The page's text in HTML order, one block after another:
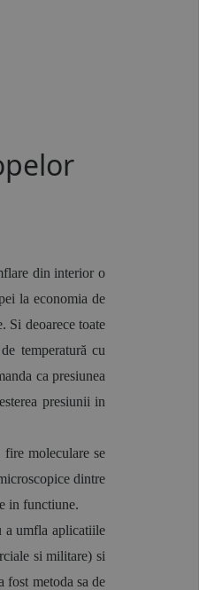
din interior o
la economia de
Si deoarece toate
temperatură cu
ca presiunea
presiunii in
moleculare se
dintre
in functiune.
a umfla aplicatiile
si militare) si
fost metoda sa de